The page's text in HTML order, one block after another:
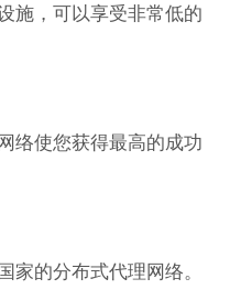
施，可以享受非常低的
络使您获得最高的成功
家的分布式代理网络。